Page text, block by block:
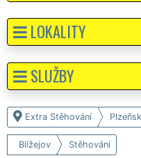
Extra Stěhování
Blížejov Stěhování
LOKALITY
SLUŽBY